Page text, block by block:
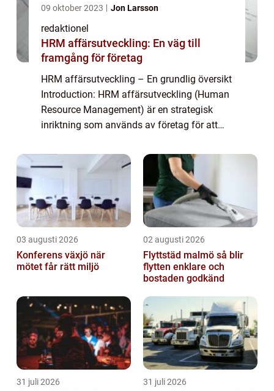
09 oktober 2023 Jon Larsson
redaktionel
HRM affärsutveckling: En väg till
framgång för företag
HRM affärsutveckling – En grundlig översikt
Introduction: HRM affärsutveckling (Human
Resource Management) är en strategisk
inriktning som används av företag för att
personalhantering. Det innebär att företag
aktivt a...
03 augusti 2026
Konferens växjö när
mötet får rätt miljö
02 augusti 2026
Flyttstäd malmö så blir
flytten enklare och
bostaden godkänd
31 juli 2026 31 juli 2026